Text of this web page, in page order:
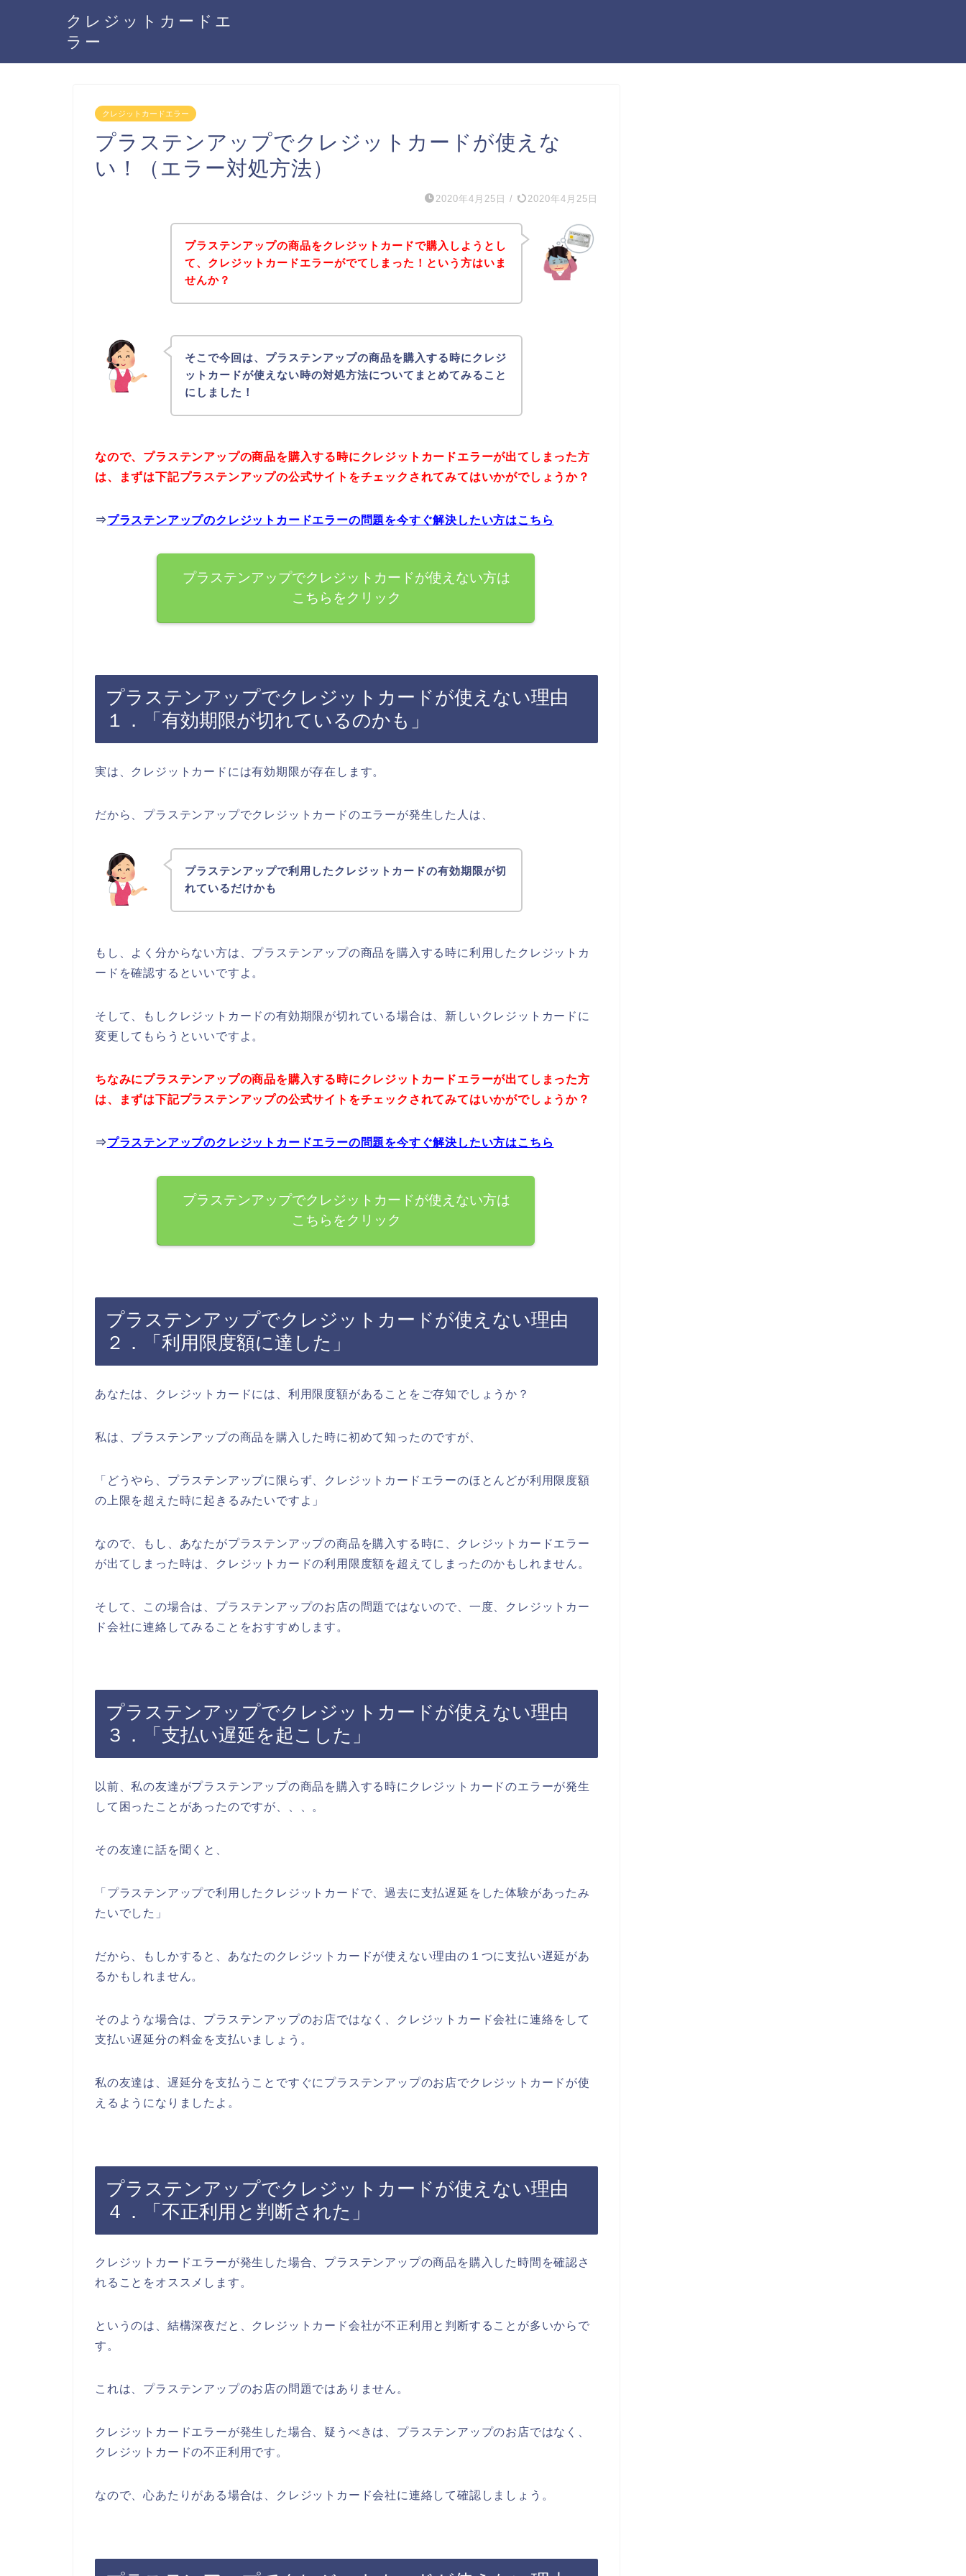
クレジットカードエ
ラー
クレジットカードエラー
プラステンアップでクレジットカードが使えな
い！（エラー対処方法）
2020年4月25日 / 2020年4月25日
プラステンアップの商品をクレジットカードで購入しようとし
て、クレジットカードエラーがでてしまった！という方はいま
せんか？
そこで今回は、プラステンアップの商品を購入する時にクレジ
ットカードが使えない時の対処方法についてまとめてみること
にしました！
なので、プラステンアップの商品を購入する時にクレジットカードエラーが出てしまった方
は、まずは下記プラステンアップの公式サイトをチェックされてみてはいかがでしょうか？
⇒プラステンアップのクレジットカードエラーの問題を今すぐ解決したい方はこちら
プラステンアップでクレジットカードが使えない方は
こちらをクリック
プラステンアップでクレジットカードが使えない理由
１．「有効期限が切れているのかも」
実は、クレジットカードには有効期限が存在します。
だから、プラステンアップでクレジットカードのエラーが発生した人は、
プラステンアップで利用したクレジットカードの有効期限が切
れているだけかも
もし、よく分からない方は、プラステンアップの商品を購入する時に利用したクレジットカ
ードを確認するといいですよ。
そして、もしクレジットカードの有効期限が切れている場合は、新しいクレジットカードに
変更してもらうといいですよ。
ちなみにプラステンアップの商品を購入する時にクレジットカードエラーが出てしまった方
は、まずは下記プラステンアップの公式サイトをチェックされてみてはいかがでしょうか？
⇒プラステンアップのクレジットカードエラーの問題を今すぐ解決したい方はこちら
プラステンアップでクレジットカードが使えない方は
こちらをクリック
プラステンアップでクレジットカードが使えない理由
２．「利用限度額に達した」
あなたは、クレジットカードには、利用限度額があることをご存知でしょうか？
私は、プラステンアップの商品を購入した時に初めて知ったのですが、
「どうやら、プラステンアップに限らず、クレジットカードエラーのほとんどが利用限度額
の上限を超えた時に起きるみたいですよ」
なので、もし、あなたがプラステンアップの商品を購入する時に、クレジットカードエラー
が出てしまった時は、クレジットカードの利用限度額を超えてしまったのかもしれません。
そして、この場合は、プラステンアップのお店の問題ではないので、一度、クレジットカー
ド会社に連絡してみることをおすすめします。
プラステンアップでクレジットカードが使えない理由
３．「支払い遅延を起こした」
以前、私の友達がプラステンアップの商品を購入する時にクレジットカードのエラーが発生
して困ったことがあったのですが、、、。
その友達に話を聞くと、
「プラステンアップで利用したクレジットカードで、過去に支払遅延をした体験があったみ
たいでした」
だから、もしかすると、あなたのクレジットカードが使えない理由の１つに支払い遅延があ
るかもしれません。
そのような場合は、プラステンアップのお店ではなく、クレジットカード会社に連絡をして
支払い遅延分の料金を支払いましょう。
私の友達は、遅延分を支払うことですぐにプラステンアップのお店でクレジットカードが使
えるようになりましたよ。
プラステンアップでクレジットカードが使えない理由
４．「不正利用と判断された」
クレジットカードエラーが発生した場合、プラステンアップの商品を購入した時間を確認さ
れることをオススメします。
というのは、結構深夜だと、クレジットカード会社が不正利用と判断することが多いからで
す。
これは、プラステンアップのお店の問題ではありません。
クレジットカードエラーが発生した場合、疑うべきは、プラステンアップのお店ではなく、
クレジットカードの不正利用です。
なので、心あたりがある場合は、クレジットカード会社に連絡して確認しましょう。